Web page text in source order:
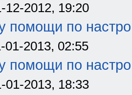
12-2012, 19:20
помощи по
01-2013, 02:55
помощи по
01-2013, 18:33